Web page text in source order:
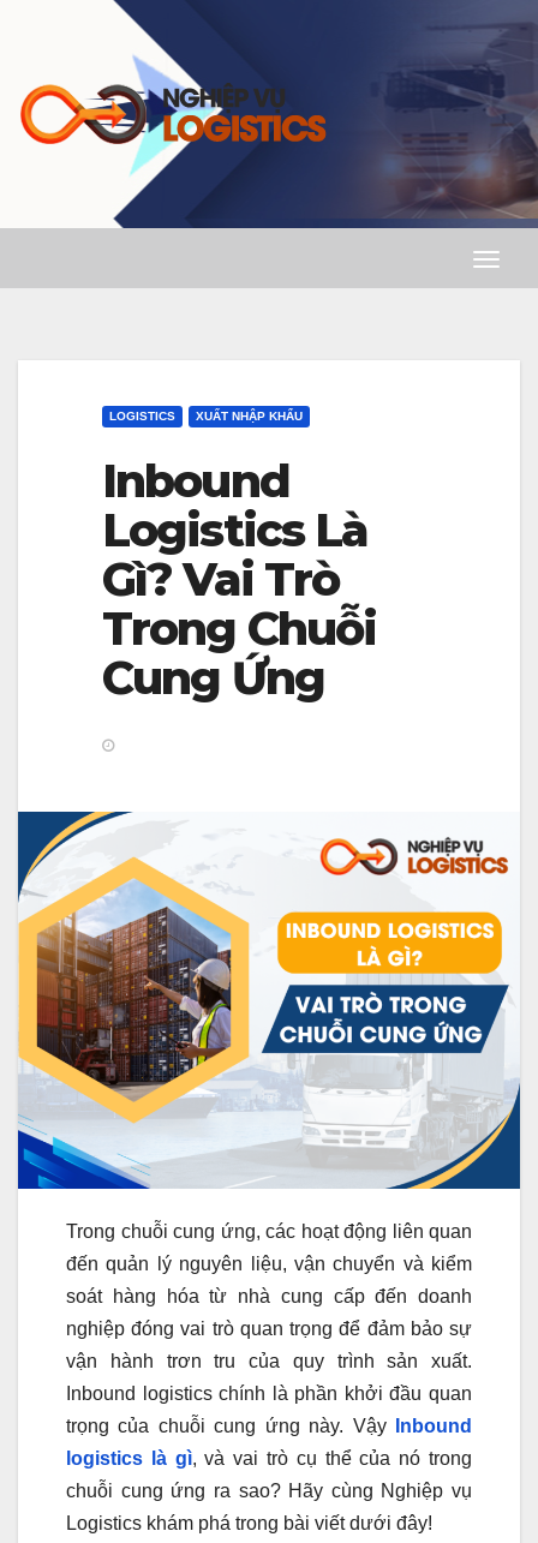
content
T
LOGISTICS XUẤT NHẬP KHẨU
Inbound
Logistics Là
Gì? Vai Trò
Trong Chuỗi
Cung Ứng
Trong chuỗi cung ứng, các hoạt động liên quan
đến quản lý nguyên liệu, vận chuyển và kiểm
soát hàng hóa từ nhà cung cấp đến doanh
nghiệp đóng vai trò quan trọng để đảm bảo sự
vận hành trơn tru của quy trình sản xuất.
Inbound logistics chính là phần khởi đầu quan
trọng của chuỗi cung ứng này. Vậy
Inbound
logistics là gì, và vai trò cụ thể của nó trong
chuỗi cung ứng ra sao? Hãy cùng Nghiệp vụ
Logistics khám phá trong bài viết dưới đây!